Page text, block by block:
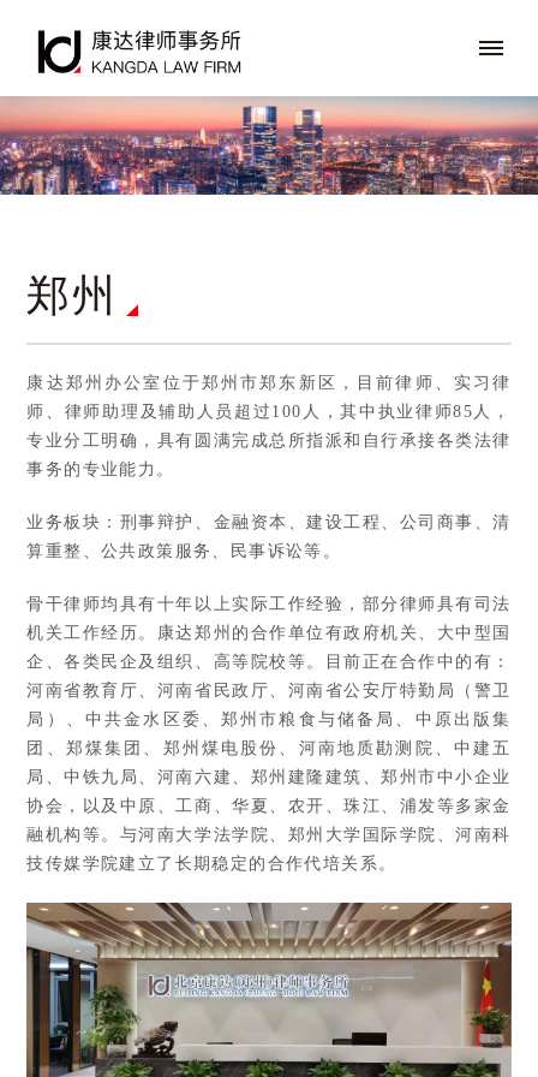
郑州
康达郑州办公室位于郑州市郑东新区，目前律师、实习律
师、律师助理及辅助人员超过100人，其中执业律师85人，
专业分工明确，具有圆满完成总所指派和自行承接各类法律
事务的专业能力。
业务板块：刑事辩护、金融资本、建设工程、公司商事、清
算重整、公共政策服务、民事诉讼等。
骨干律师均具有十年以上实际工作经验，部分律师具有司法
机关工作经历。康达郑州的合作单位有政府机关、大中型国
企、各类民企及组织、高等院校等。目前正在合作中的有：
河南省教育厅、河南省民政厅、河南省公安厅特勤局（警卫
局）、中共金水区委、郑州市粮食与储备局、中原出版集
团、郑煤集团、郑州煤电股份、河南地质勘测院、中建五
局、中铁九局、河南六建、郑州建隆建筑、郑州市中小企业
协会，以及中原、工商、华夏、农开、珠江、浦发等多家金
融机构等。与河南大学法学院、郑州大学国际学院、河南科
技传媒学院建立了长期稳定的合作代培关系。